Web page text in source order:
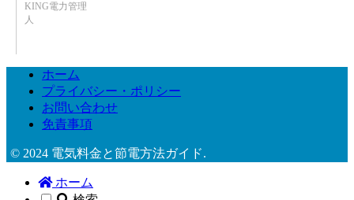
KING電力管理
人
ホーム
プライバシー・ポリシー
お問い合わせ
免責事項
© 2024 電気料金と節電方法ガイド.
ホーム